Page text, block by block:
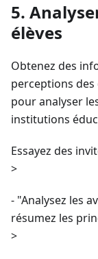
5.
élèves
Obtenez des
perceptions des
pour analyser
institutions
Essayez des
>
- "Analysez les
résumez les
>